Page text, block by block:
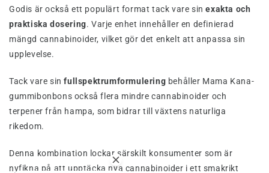
Godis är också ett populärt format tack vare sinexakta och
praktiska dosering. Varje enhet innehåller en definierad
mängd cannabinoider, vilket gör det enkelt att anpassa sin
upplevelse.
Tack vare sinfullspektrumformulering behåller Mama Kana-
gummibonbons också flera mindre cannabinoider och
terpener från hampa, som bidrar till växtens naturliga
rikedom.
Denna kombination lockar särskilt konsumenter som är
nyfikna på att upptäcka nya cannabinoider i ett smakrikt